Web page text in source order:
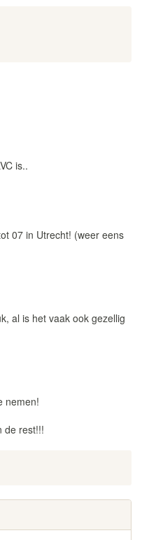
is..
07 in Utrecht! (weer eens
al is het vaak ook gezellig
nemen!
de rest!!!